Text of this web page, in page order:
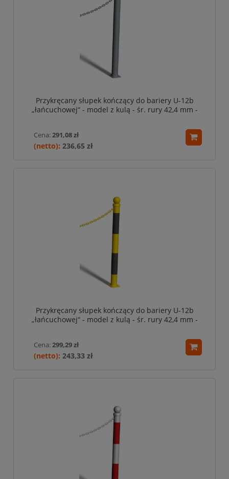
Przykręcany słupek kończący do bariery U-12b
„łańcuchowej“ - model z kulą - śr. rury 42,4 mm -
Cena: 291,08 zł
236,65 zł
Przykręcany słupek kończący do bariery U-12b
„łańcuchowej“ - model z kulą - śr. rury 42,4 mm -
Cena: 299,29 zł
243,33 zł